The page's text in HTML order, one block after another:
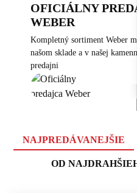
OFICIÁLNY
WEBER
Kompletný sortiment Weber
našom sklade a v našej
predajni
NAJPREDÁVANEJŠIE
OD